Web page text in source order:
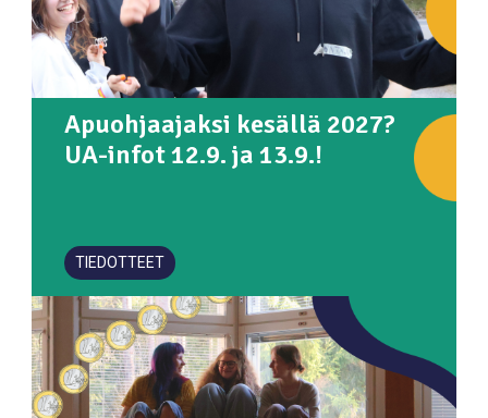
Apuohjaajaksi kesällä 2027?
UA-infot 12.9. ja 13.9.!
TIEDOTTEET